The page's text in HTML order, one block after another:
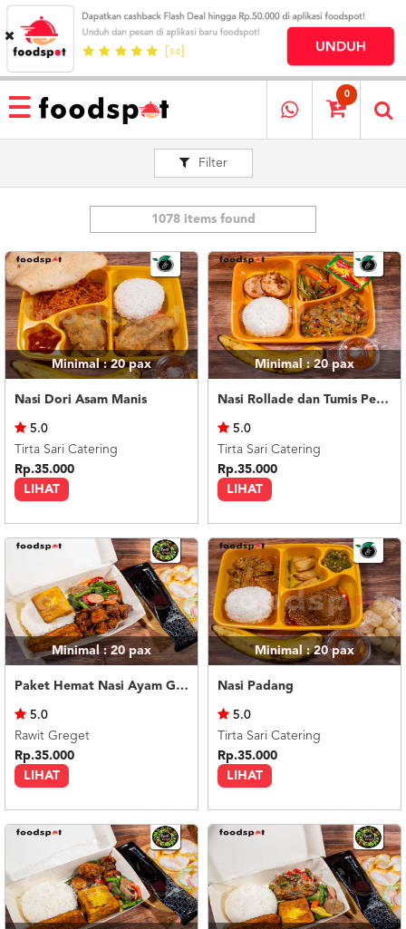
HOME
MENU
RESTAURANT
MEREKA
KATALOG
LOYALTY
PROGRAM
FAQ
ABOUT
BLOG
TERMS
021
5091
3494
LOGIN
DAFTAR
0
Filter
1078 items found
Minimal : 20pax
Nasi Dori Asam Manis
LIHAT
5.0
Tirta Sari Catering
Rp.35.000
Minimal : 20pax
Nasi Rollade dan Tumis Pelangi
LIHAT
5.0
Tirta Sari Catering
Rp.35.000
Minimal : 20pax
Paket Hemat Nasi Ayam Goreng Mentega
LIHAT
5.0
Rawit Greget
Rp.35.000
Minimal : 20pax
Nasi Padang
LIHAT
5.0
Tirta Sari Catering
Rp.35.000